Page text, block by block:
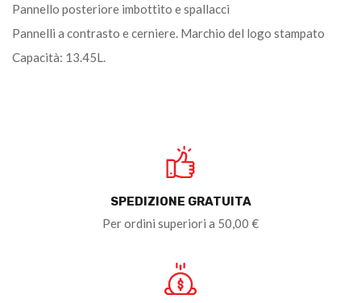
Pannello posteriore imbottito e spallacci
Pannelli a contrasto e cerniere. Marchio del logo stampato
Capacità: 13.45L.
SPEDIZIONE GRATUITA
Per ordini superiori a 50,00 €